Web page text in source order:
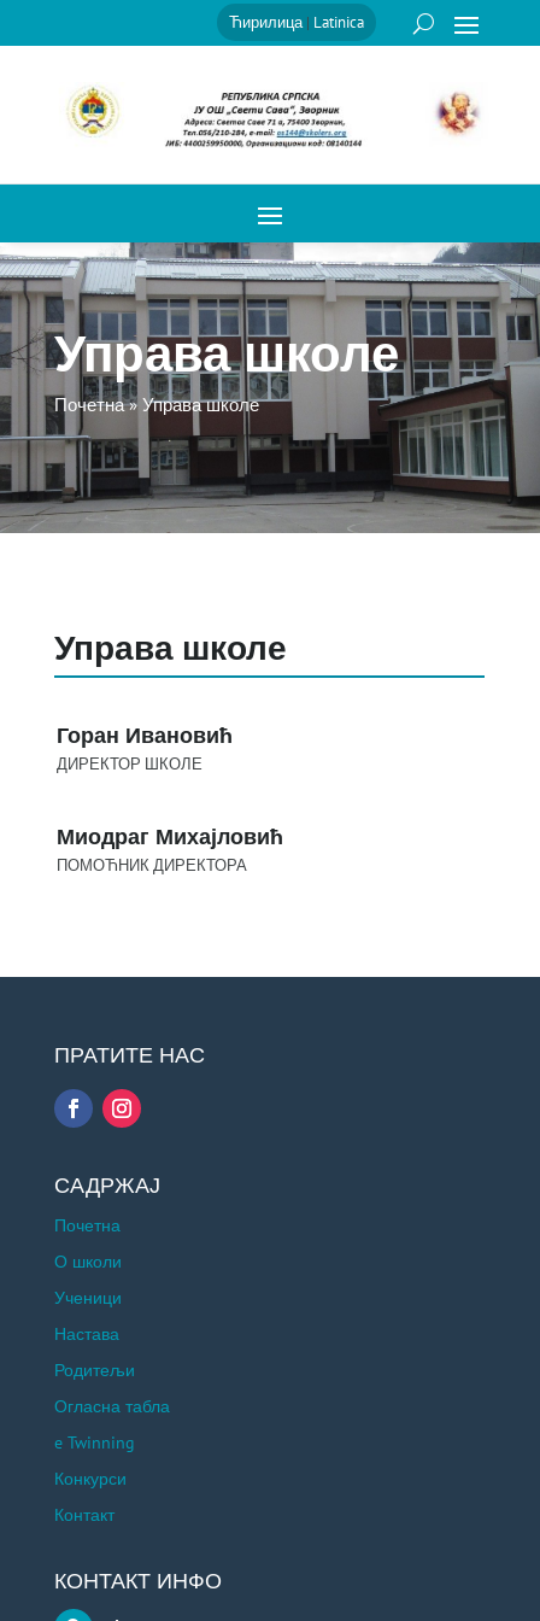
Ћирилица| Latinica
Управа школе
Почетна» Управа школе
Управа школе
Горан Ивановић
ДИРЕКТОР ШКОЛЕ
Миодраг Михајловић
ПОМОЋНИК ДИРЕКТОРА
ПРАТИТЕ НАС
САДРЖАЈ
Почетна
О школи
Ученици
Настава
Родитељи
Огласна табла
e Twinning
Конкурси
Контакт
КОНТАКТ ИНФО